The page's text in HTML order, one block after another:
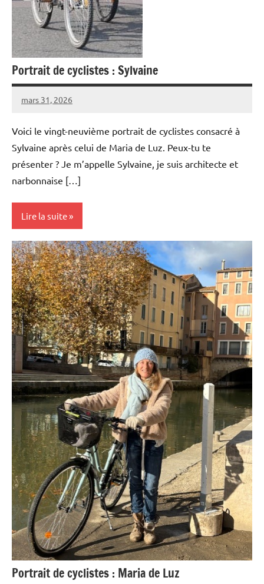
Portrait de cyclistes : Sylvaine
mars 31, 2026
Carmen
1
Voici le vingt-neuvième portrait de cyclistes consacré à
Sylvaine après celui de Maria de Luz. Peux-tu te
présenter ? Je m’appelle Sylvaine, je suis architecte et
narbonnaise […]
Lire la suite
Portraits
Portrait de cyclistes : Maria de Luz